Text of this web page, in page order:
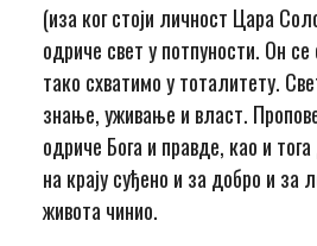
(иза ког стоји личност Цара
одриче свет у потпуности. Он
тако схватимо у тоталитету.
знање, уживање и власт.
одриче Бога и правде, као и
на крају суђено и за добро и за
живота чинио.